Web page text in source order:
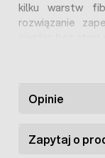
kilku warstw
rozwiązanie
strony. Jest
Opinie
Zapytaj o